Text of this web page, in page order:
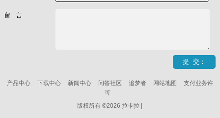
留 言:
产品中心 下载中心 新闻中心 问答社区 追梦者 网站地图
支付业务许
可
版权所有 ©2026 拉卡拉 |